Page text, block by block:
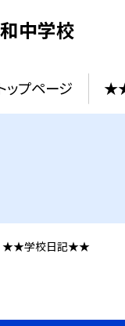
中学校
ップページ
★★学校日記★★